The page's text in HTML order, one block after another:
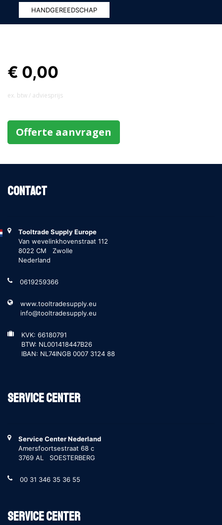
HANDGEREEDSCHAP
€ 0,00
ex. btw / adviesprijs
Offerte aanvragen
Contact
Tooltrade Supply Europe
Van wevelinkhovenstraat 112
8022 CM Zwolle
Nederland
0619259366
www.tooltradesupply.eu
info@tooltradesupply.eu
KVK: 66180791
BTW: NL001418447B26
IBAN: NL74INGB 0007 3124 88
Service Center
Service Center Nederland
Amersfoortsestraat 68 c
3769 AL SOESTERBERG
00 31 346 35 36 55
Service Center